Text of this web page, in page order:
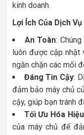
kinh doanh.
Lợi Ích Của Dịch
An Toàn:
luôn được cập nhật
ngăn chặn các mối
Đáng Tin Cậy:
đảm bảo máy chủ
cậy, giúp bạn tránh
Tối Ưu Hóa
của máy chủ để